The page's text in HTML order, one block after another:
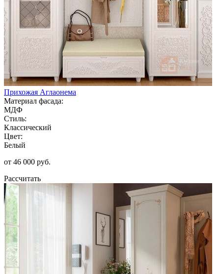
Прихожая Аглаонема
Материал фасада:
МДФ
Стиль:
Классический
Цвет:
Белый
от 46 000 руб.
Рассчитать